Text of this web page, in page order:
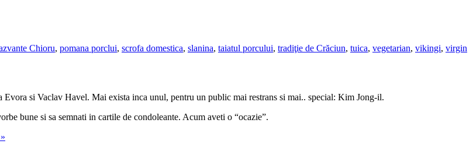
Chioru, pomana porclui, scrofa domestica, slanina, taiatul porcului, tradiţie de Crăciun, tuica, vegetarian, vikingi, virgin
Evora si Vaclav Havel. Mai exista inca unul, pentru un public mai restrans si mai.. special: Kim Jong-il.
bune si sa semnati in cartile de condoleante. Acum aveti o “ocazie”.
»